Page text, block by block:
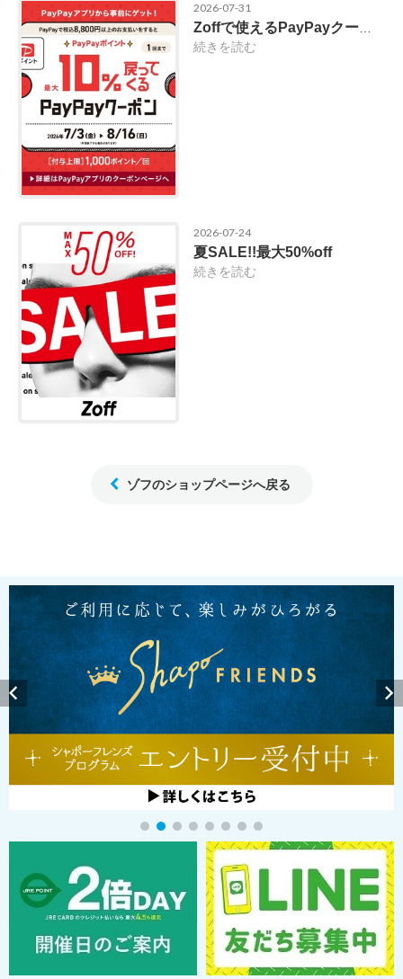
2026-07-31
続きを読む
2026-07-24
夏SALE!!最大50%off
続きを読む
ゾフのショップページへ戻る